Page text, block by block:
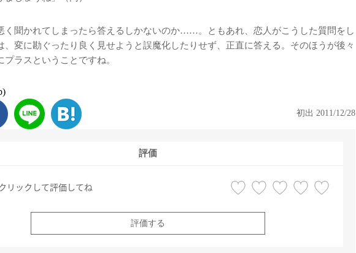
聞かれてしまったら答えるしかないのか……。ともあれ、恋人がこうした質問をし
、変に勘ぐったり良く見せようと誤魔化したりせず、正直に答える。そのほうが後々
プラスということですね。
初出 2011/12/28
評価
リックして評価してね
評価する